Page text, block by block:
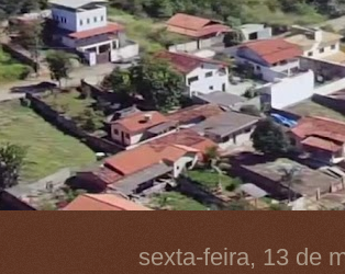
sexta-feira, 13 de